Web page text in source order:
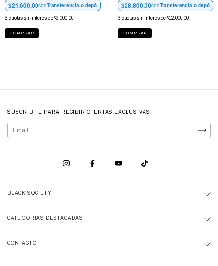
$21.600,00conTransferencia o depósito
3 cuotas sin interés de$9.000,00
COMPRAR
$28.800,00conTransferencia o depósito
3 cuotas sin interés de$12.000,00
COMPRAR
SUSCRIBITE PARA RECIBIR OFERTAS EXCLUSIVAS
BLACK SOCIETY
CATEGORIAS DESTACADAS
CONTACTO